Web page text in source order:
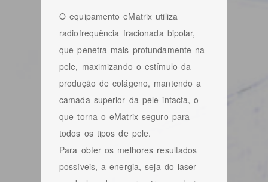
O equipamento eMatrix utiliza
radiofrequência fracionada bipolar,
que penetra mais profundamente na
pele, maximizando o estímulo da
produção de colágeno, mantendo a
camada superior da pele intacta, o
que torna o eMatrix seguro para
todos os tipos de pele.
Para obter os melhores resultados
possíveis, a energia, seja do laser